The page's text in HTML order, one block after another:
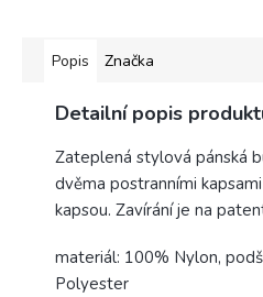
Popis Značka
Detailní popis
Zateplená stylová pánská
dvěma postranními
kapsou. Zavírání je na
materiál: 100% Nylon,
Polyester